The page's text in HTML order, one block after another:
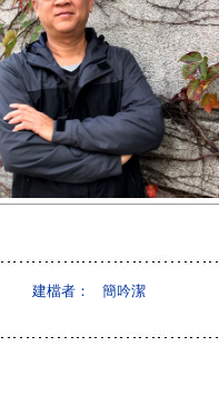
建檔者： 簡吟潔